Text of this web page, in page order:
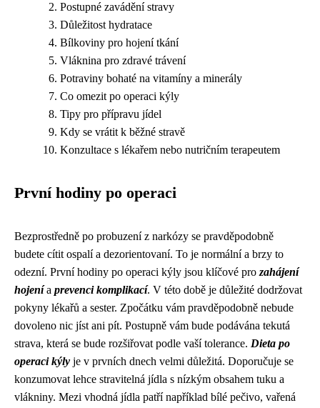
Postupné zavádění stravy
Důležitost hydratace
Bílkoviny pro hojení tkání
Vláknina pro zdravé trávení
Potraviny bohaté na vitamíny a minerály
Co omezit po operaci kýly
Tipy pro přípravu jídel
Kdy se vrátit k běžné stravě
Konzultace s lékařem nebo nutričním terapeutem
První hodiny po operaci
Bezprostředně po probuzení z narkózy se pravděpodobně
budete cítit ospalí a dezorientovaní. To je normální a brzy to
odezní. První hodiny po operaci kýly jsou klíčové pro zahájení
hojenía prevenci komplikací. V této době je důležité dodržovat
pokyny lékařů a sester. Zpočátku vám pravděpodobně nebude
dovoleno nic jíst ani pít. Postupně vám bude podávána tekutá
strava, která se bude rozšiřovat podle vaší tolerance. Dieta po
operaci kýly je v prvních dnech velmi důležitá. Doporučuje se
konzumovat lehce stravitelná jídla s nízkým obsahem tuku a
vlákniny. Mezi vhodná jídla patří například bílé pečivo, vařená